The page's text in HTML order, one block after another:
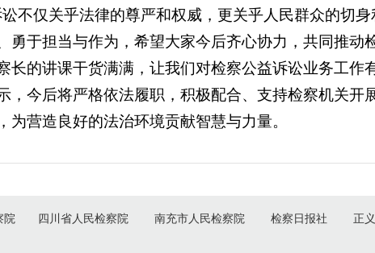
讼不仅关乎法律的尊严和权威，更关乎人民群众的切
勇于担当与作为，希望大家今后齐心协力，共同推动
长的讲课干货满满，让我们对检察公益诉讼业务工
，今后将严格依法履职，积极配合、支持检察机关
为营造良好的法治环境贡献智慧与力量。
院 四川省人民检察院 南充市人民检察院 检察日报社 正